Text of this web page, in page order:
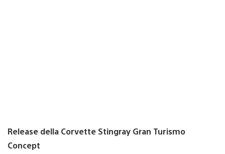
Release della Corvette Stingray Gran Turismo
Concept